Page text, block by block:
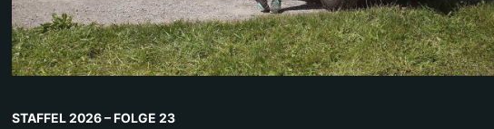
STAFFEL 2026 – FOLGE 23